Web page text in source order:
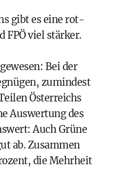
gibt es eine rot-
FPÖ viel stärker.
Bei der
zumindest
Österreichs
Auswertung des
AuchGrüne
ab. Zusammen
die Mehrheit